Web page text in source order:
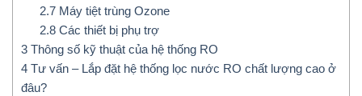
2.7Máy tiệt trùng Ozone
2.8Các thiết bị phụ trợ
3 Thông số kỹ thuật của hệ thống RO
4 Tư vấn – Lắp đặt hệ thống lọc nước RO chất lượng cao ở
đâu?